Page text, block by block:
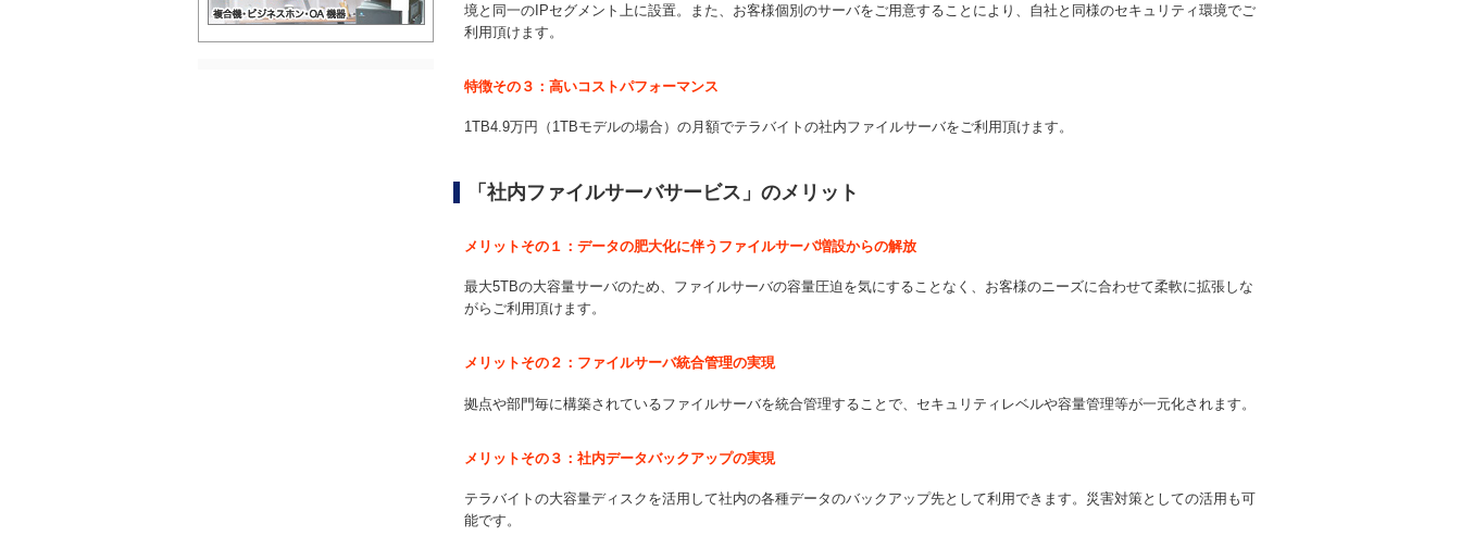
境と同一のIPセグメント上に設置。また、お客様個別のサーバをご用意することにより、自社と同様のセキュリティ環境でご
利用頂けます。
特徴その３：高いコストパフォーマンス
1TB4.9万円（1TBモデルの場合）の月額でテラバイトの社内ファイルサーバをご利用頂けます。
「社内ファイルサーバサービス」のメリット
メリットその１：データの肥大化に伴うファイルサーバ増設からの解放
最大5TBの大容量サーバのため、ファイルサーバの容量圧迫を気にすることなく、お客様のニーズに合わせて柔軟に拡張しな
がらご利用頂けます。
メリットその２：ファイルサーバ統合管理の実現
拠点や部門毎に構築されているファイルサーバを統合管理することで、セキュリティレベルや容量管理等が一元化されます。
メリットその３：社内データバックアップの実現
テラバイトの大容量ディスクを活用して社内の各種データのバックアップ先として利用できます。災害対策としての活用も可
能です。